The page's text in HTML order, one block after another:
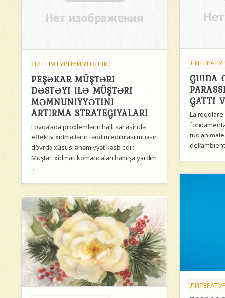
GUIDA
GATTI
La
tuo
ЛИТЕРАТУРНЫЙ УГОЛОК
PEŞƏKAR MÜŞTƏRI
DƏSTƏYI ILƏ MÜŞTƏRI
MƏMNUNIYYƏTINI
ARTIRMA STRATEGIYALARI
Fövqəladə problemlərin həlli sahəsində
effektiv xidmətlərin təqdim edilməsi müasir
dövrdə xüsusi əhəmiyyət kəsb edir.
Müştəri xidməti komandaları həmişə yardım
..